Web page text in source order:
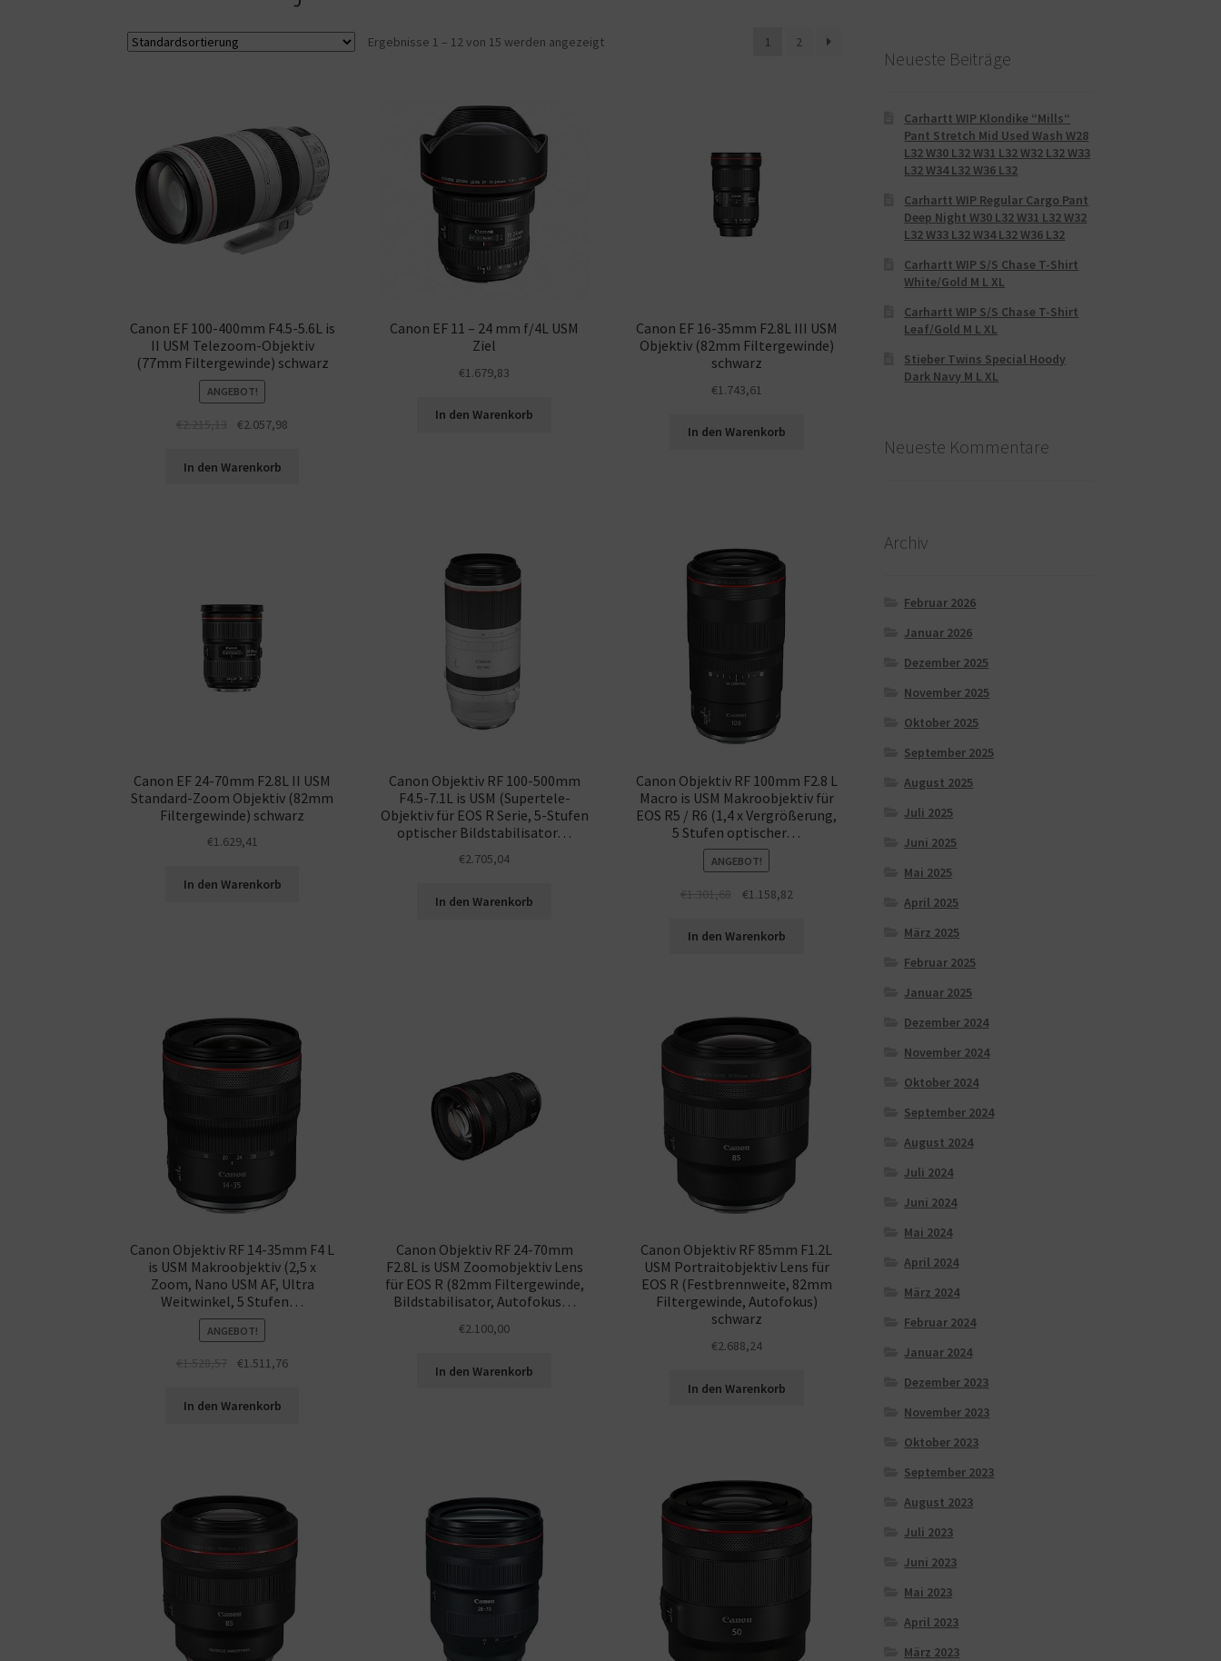
Ergebnisse 1 – 12 von 15 werden angezeigt 1 2
Canon EF 100-400mm F4.5-5.6L is
II USM Telezoom-Objektiv
(77mm Filtergewinde) schwarz
ANGEBOT!
€2.057,98
In den Warenkorb
Canon EF 11 – 24 mm f/4L USM
Ziel
€1.679,83
In den Warenkorb
Canon EF 16-35mm F2.8L III USM
Objektiv (82mm Filtergewinde)
schwarz
€1.743,61
In den Warenkorb
Canon EF 24-70mm F2.8L II USM
Standard-Zoom Objektiv (82mm
Filtergewinde) schwarz
€1.629,41
In den Warenkorb
Canon Objektiv RF 100-500mm
F4.5-7.1L is USM (Supertele-
Objektiv für EOS R Serie, 5-Stufen
optischer Bildstabilisator…
€2.705,04
In den Warenkorb
Canon Objektiv RF 100mm F2.8 L
Macro is USM Makroobjektiv für
EOS R5 / R6 (1,4 x Vergrößerung,
5 Stufen optischer…
ANGEBOT!
€1.158,82
In den Warenkorb
Canon Objektiv RF 14-35mm F4 L
is USM Makroobjektiv (2,5 x
Zoom, Nano USM AF, Ultra
Weitwinkel, 5 Stufen…
ANGEBOT!
€1.511,76
In den Warenkorb
Canon Objektiv RF 24-70mm
F2.8L is USM Zoomobjektiv Lens
für EOS R (82mm Filtergewinde,
Bildstabilisator, Autofokus…
€2.100,00
In den Warenkorb
Canon Objektiv RF 85mm F1.2L
USM Portraitobjektiv Lens für
EOS R (Festbrennweite, 82mm
Filtergewinde, Autofokus)
schwarz
€2.688,24
In den Warenkorb
Neueste Beiträge
Carhartt WIP Klondike “Mills“
Pant Stretch Mid Used Wash W28
L32 W30 L32 W31 L32 W32 L32 W33
L32 W34 L32 W36 L32
Carhartt WIP Regular Cargo Pant
Deep Night W30 L32 W31 L32 W32
L32 W33 L32 W34 L32 W36 L32
Carhartt WIP S/S Chase T-Shirt
White/Gold M L XL
Carhartt WIP S/S Chase T-Shirt
Leaf/Gold M L XL
Stieber Twins Special Hoody
Dark Navy M L XL
Neueste Kommentare
Archiv
Februar 2026
Januar 2026
Dezember 2025
November 2025
Oktober 2025
September 2025
August 2025
Juli 2025
Juni 2025
Mai 2025
April 2025
März 2025
Februar 2025
Januar 2025
Dezember 2024
November 2024
Oktober 2024
September 2024
August 2024
Juli 2024
Juni 2024
Mai 2024
April 2024
März 2024
Februar 2024
Januar 2024
Dezember 2023
November 2023
Oktober 2023
September 2023
August 2023
Juli 2023
Juni 2023
Mai 2023
April 2023
März 2023